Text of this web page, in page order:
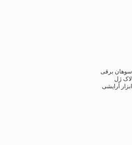
سوهان برقی
لاک ژل
ابزار آرایشی